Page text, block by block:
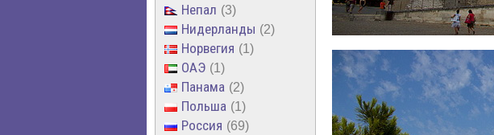
Непал 3
Нидерланды 2
Норвегия 1
ОАЭ 1
Панама 2
Польша 1
Россия 69